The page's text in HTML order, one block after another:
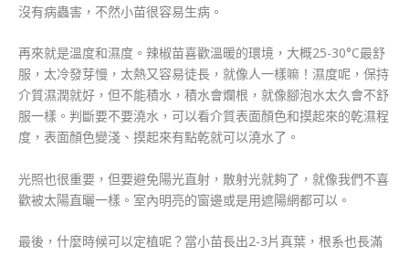
沒有病蟲害，不然小苗很容易生病。
再來就是溫度和濕度。辣椒苗喜歡溫暖的環境，大概25-30°C最舒
服，太冷發芽慢，太熱又容易徒長，就像人一樣嘛！濕度呢，保持
介質濕潤就好，但不能積水，積水會爛根，就像腳泡水太久會不舒
服一樣。判斷要不要澆水，可以看介質表面顏色和摸起來的乾濕程
度，表面顏色變淺、摸起來有點乾就可以澆水了。
光照也很重要，但要避免陽光直射，散射光就夠了，就像我們不喜
歡被太陽直曬一樣。室內明亮的窗邊或是用遮陽網都可以。
最後，什麼時候可以定植呢？當小苗長出2-3片真葉，根系也長滿